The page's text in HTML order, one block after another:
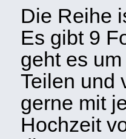
Die Reihe
Es gibt 9
geht es
Teilen und
gerne mit
Hochzeit